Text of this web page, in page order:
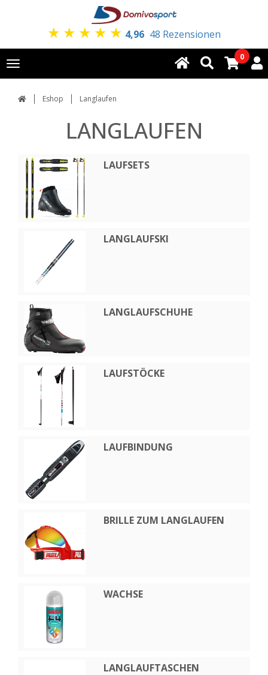
★ ★ ★ ★ ★ 4,96 48 Rezensionen
Toggle
navigation
0
Eshop Langlaufen
LANGLAUFEN
LAUFSETS
LANGLAUFSKI
LANGLAUFSCHUHE
LAUFSTÖCKE
LAUFBINDUNG
BRILLE ZUM LANGLAUFEN
WACHSE
LANGLAUFTASCHEN